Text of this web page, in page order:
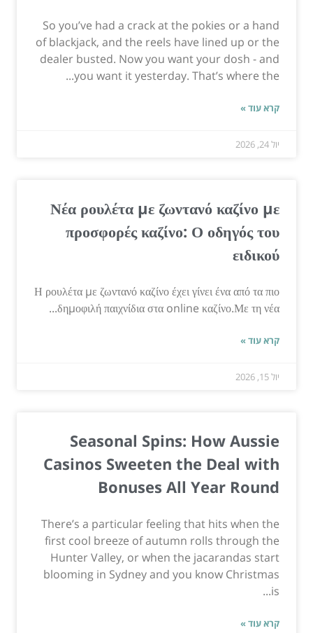
So you’ve had a crack at the pokies or a hand
of blackjack, and the reels have lined up or the
dealer busted. Now you want your dosh - and
you want it yesterday. That’s where the...
קרא עוד »
יול 24, 2026
Νέα ρουλέτα με ζωντανό καζίνο με
προσφορές καζίνο: Ο οδηγός του
ειδικού
Η ρουλέτα με ζωντανό καζίνο έχει γίνει ένα από τα πιο
δημοφιλή παιχνίδια στα online καζίνο.Με τη νέα...
קרא עוד »
יול 15, 2026
Seasonal Spins: How Aussie
Casinos Sweeten the Deal with
Bonuses All Year Round
There’s a particular feeling that hits when the
first cool breeze of autumn rolls through the
Hunter Valley, or when the jacarandas start
blooming in Sydney and you know Christmas
is...
קרא עוד »